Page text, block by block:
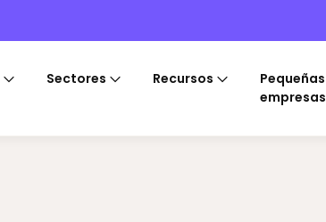
Sectores Recursos
Pequeñas
empresas